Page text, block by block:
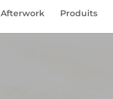
Afterwork Produits